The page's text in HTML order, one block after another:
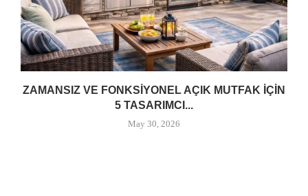
ZAMANSIZ VE FONKSIYONEL AÇIK MUTFAK İÇIN
5 TASARIMCI...
May 30, 2026